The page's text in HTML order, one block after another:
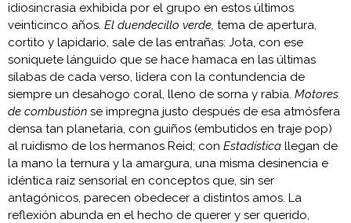
idiosincrasia exhibida por el grupo en estos últimos
veinticinco años. El duendecillo verde, tema de apertura,
cortito y lapidario, sale de las entrañas: Jota, con ese
soniquete lánguido que se hace hamaca en las últimas
sílabas de cada verso, lidera con la contundencia de
siempre un desahogo coral, lleno de sorna y rabia. Motores
de combustión se impregna justo después de esa atmósfera
densa tan planetaria, con guiños (embutidos en traje pop)
al ruidismo de los hermanos Reid; con Estadística llegan de
la mano la ternura y la amargura, una misma desinencia e
idéntica raíz sensorial en conceptos que, sin ser
antagónicos, parecen obedecer a distintos amos. La
reflexión abunda en el hecho de querer y ser querido,